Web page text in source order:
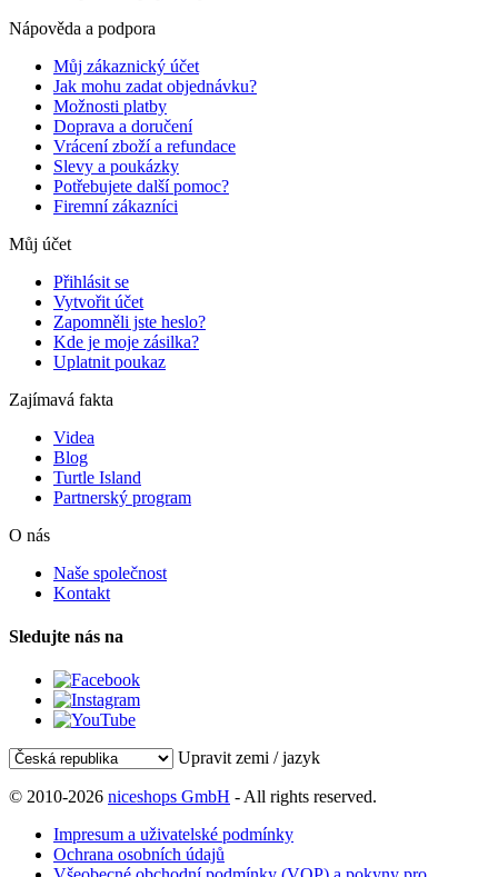
Nápověda a podpora
Můj zákaznický účet
Jak mohu zadat objednávku?
Možnosti platby
Doprava a doručení
Vrácení zboží a refundace
Slevy a poukázky
Potřebujete další pomoc?
Firemní zákazníci
Můj účet
Přihlásit se
Vytvořit účet
Zapomněli jste heslo?
Kde je moje zásilka?
Uplatnit poukaz
Zajímavá fakta
Videa
Blog
Turtle Island
Partnerský program
O nás
Naše společnost
Kontakt
Sledujte nás na
Upravit zemi / jazyk
© 2010-2026 niceshops GmbH - All rights reserved.
Impresum a uživatelské podmínky
Ochrana osobních údajů